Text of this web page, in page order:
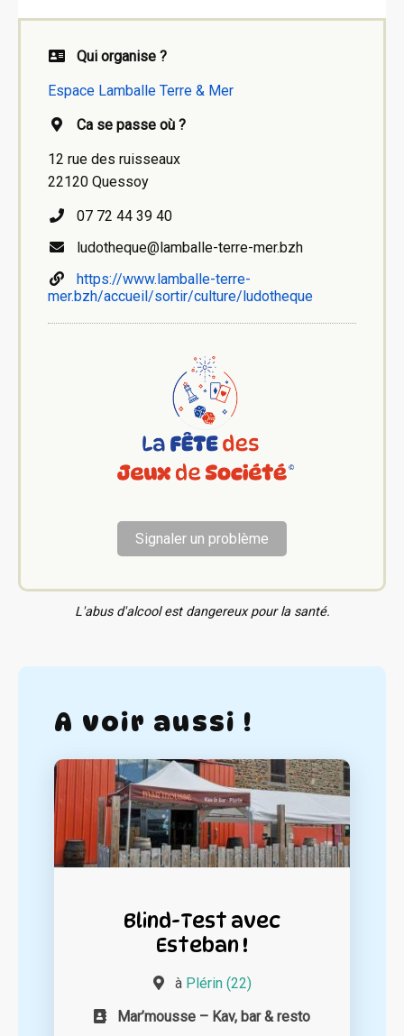
Qui organise ?
Espace Lamballe Terre & Mer
Ca se passe où ?
12 rue des ruisseaux
22120 Quessoy
07 72 44 39 40
ludotheque@lamballe-terre-mer.bzh
https://www.lamballe-terre-
mer.bzh/accueil/sortir/culture/ludotheque
Signaler un problème
L'abus d'alcool est dangereux pour la santé.
A voir aussi !
Blind-Test avec
Esteban !
à Plérin (22)
Mar’mousse – Kav, bar & resto